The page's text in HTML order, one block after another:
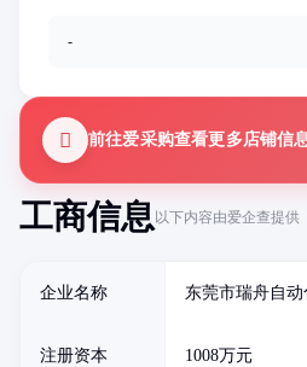
工商信息以下内容由爱企查提供
企业名称 东莞市瑞舟自动
注册资本 1008万元
-
前往爱采购查看更多店铺信